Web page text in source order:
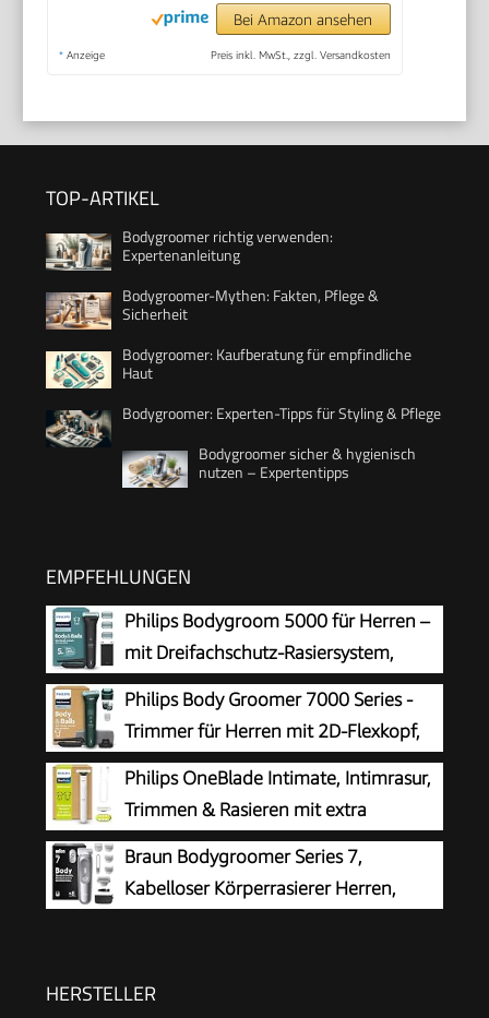
Bei Amazon ansehen
* Anzeige Preis inkl. MwSt., zzgl. Versandkosten
TOP-ARTIKEL
Bodygroomer richtig verwenden:
Expertenanleitung
Bodygroomer-Mythen: Fakten, Pflege &
Sicherheit
Bodygroomer: Kaufberatung für empfindliche
Haut
Bodygroomer: Experten-Tipps für Styling & Pflege
Bodygroomer sicher & hygienisch
nutzen – Expertentipps
EMPFEHLUNGEN
Philips Bodygroom 5000 für Herren –
mit Dreifachschutz-Rasiersystem,
elektrisch trimmen und rasieren im
Intimbereich, klappbarer Rückenaufsatz, 100%
duschfest, 100 Min. Laufzeit, Modell BG5480/15
Philips Body Groomer 7000 Series -
Trimmer für Herren mit 2D-Flexkopf,
Triple Protect Shave System,
austauschbaren Köpfen, Intimate Trim & Shave,
100% duschfest, 120 Min. Laufzeit, Modell
BG7485/30
Philips OneBlade Intimate, Intimrasur,
Trimmen & Rasieren mit extra
Hautschutz, Für eine gründliche und
angenehme Rasur – ohne komplett glatt zu
rasieren, Modell QP1924/30
Braun Bodygroomer Series 7,
Kabelloser Körperrasierer Herren,
HERSTELLER